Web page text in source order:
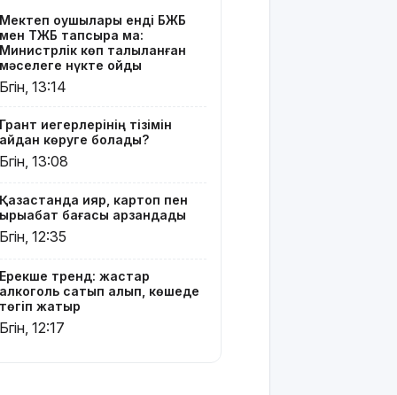
көшеде
төгіп
жатыр
Қытай
болжамдағыдай
болмады
балабақша
тәрбиешісінің
бүлдіршінге
қолданғаны
видеоға
түсіп
қалды
Мектеп оқушылары енді БЖБ
мен ТЖБ тапсыра ма:
Министрлік көп талқыланған
мәселеге нүкте қойды
Бүгін, 13:14
Грант иегерлерінің тізімін
қайдан көруге болады?
Бүгін, 13:08
Қазақстанда қияр, картоп пен
қырыққабат бағасы арзандады
Бүгін, 12:35
Ерекше тренд: жастар
алкоголь сатып алып, көшеде
төгіп жатыр
Бүгін, 12:17